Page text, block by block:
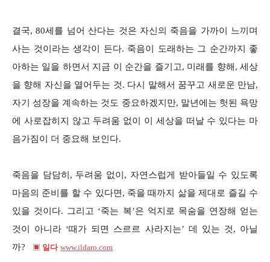
결국, 80세를 넘어 산다는 것은 자신의 죽음을 가까이 느끼며
사는 것이라는 생각이 든다. 죽음이 도래하는 그 순간까지 좋
아하는 일을 하면서 지금 이 순간을 즐기고, 미래를 향해, 세상
을 향해 자신을 열어두는 것. 다시 말해서 꿈꾸고 새로운 만남,
자기 성장을 계속하는 것도 중요하겠지만, 말년에는 헛된 욕망
에 사로잡히지 않고 두려움 없이 이 세상을 떠날 수 있다는 마
음가짐이 더 중요해 보인다.
죽음을 담담히, 두려움 없이, 자연스럽게 받아들일 수 있도록
마음의 준비를 할 수 있다면, 죽을 때까지 삶을 제대로 즐길 수
있을 것이다. 그리고 ‘죽는 복’은 억지로 목숨을 연장해 얻는
것이 아니라 ‘때가 되면 스르르 사라지는’ 데 있는 것, 아닐
까?
▣ 일다 www.ildaro.com